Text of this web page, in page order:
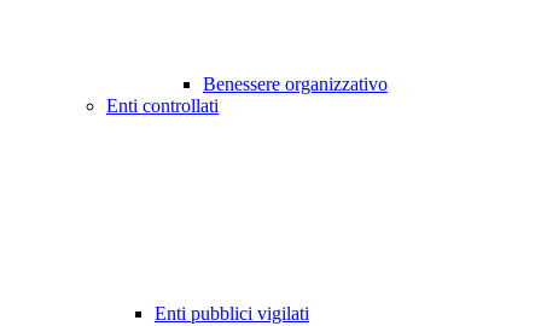
Benessere organizzativo
Enti controllati
Enti pubblici vigilati